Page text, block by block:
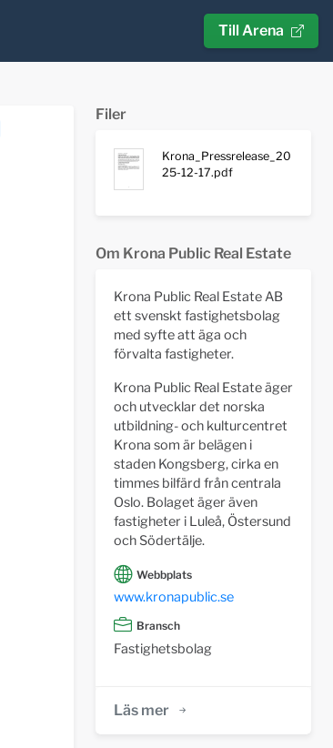
Till Arena
Filer
Krona_Pressrelease_20
25-12-17.pdf
Om Krona Public Real Estate
Krona Public Real Estate AB
ett svenskt fastighetsbolag
med syfte att äga och
förvalta fastigheter.
Krona Public Real Estate äger
och utvecklar det norska
utbildning- och kulturcentret
Krona som är belägen i
staden Kongsberg, cirka en
timmes bilfärd från centrala
Oslo. Bolaget äger även
fastigheter i Luleå, Östersund
och Södertälje.
Webbplats
www.kronapublic.se
Bransch
Fastighetsbolag
Läs mer